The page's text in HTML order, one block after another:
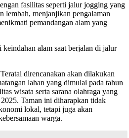
fasilitas seperti jalur jogging yang
lembah, menjanjikan pengalaman
pemandangan alam yang
alam saat berjalan di jalur
direncanakan akan dilakukan
lahan yang dimulai pada tahun
wisata serta sarana olahraga yang
Taman ini diharapkan tidak
lokal, tetapi juga akan
warga.